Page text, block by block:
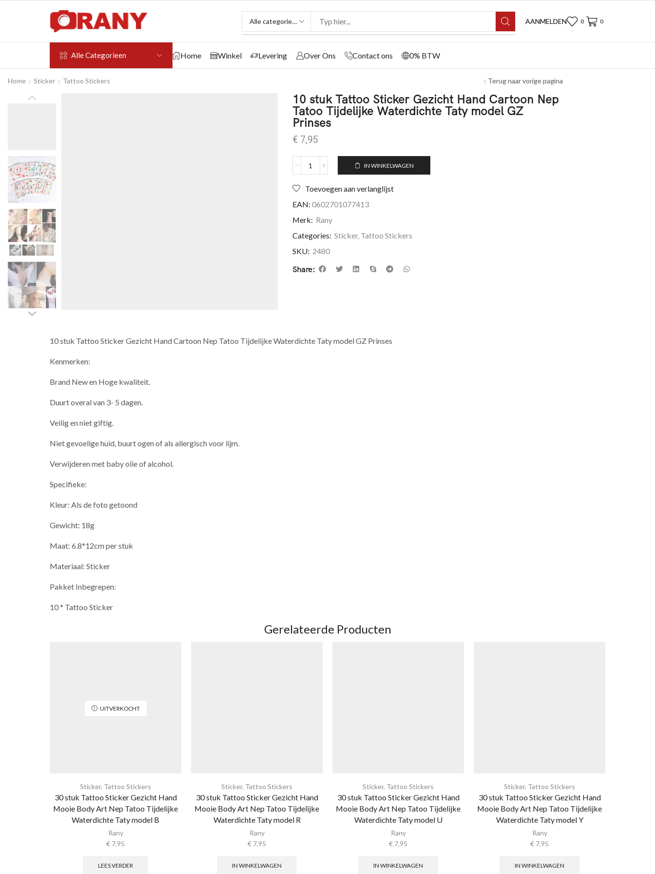
AANMELDEN 0 0
Alle Categorieen Home Winkel Levering Over Ons Contact ons 0% BTW
Home Sticker Tattoo Stickers Terug naar vorige pagina
10 stuk Tattoo Sticker Gezicht Hand Cartoon Nep
Tatoo Tijdelijke Waterdichte Taty model GZ
Prinses
€ 7,95
IN WINKELWAGEN
Toevoegen aan verlanglijst
EAN: 0602701077413
Merk: Rany
Categories: Sticker, Tattoo Stickers
SKU: 2480
Share:
10 stuk Tattoo Sticker Gezicht Hand Cartoon Nep Tatoo Tijdelijke Waterdichte Taty model GZ Prinses
Kenmerken:
Brand New en Hoge kwaliteit.
Duurt overal van 3- 5 dagen.
Veilig en niet giftig.
Niet gevoelige huid, buurt ogen of als allergisch voor lijm.
Verwijderen met baby olie of alcohol.
Specifieke:
Kleur: Als de foto getoond
Gewicht: 18g
Maat: 6.8*12cm per stuk
Materiaal: Sticker
Pakket Inbegrepen:
10 * Tattoo Sticker
Gerelateerde Producten
UITVERKOCHT
Sticker, Tattoo Stickers
30 stuk Tattoo Sticker Gezicht Hand
Mooie Body Art Nep Tatoo Tijdelijke
Waterdichte Taty model B
Rany
€ 7,95
LEES VERDER
Sticker, Tattoo Stickers
30 stuk Tattoo Sticker Gezicht Hand
Mooie Body Art Nep Tatoo Tijdelijke
Waterdichte Taty model R
Rany
€ 7,95
IN WINKELWAGEN
Sticker, Tattoo Stickers
30 stuk Tattoo Sticker Gezicht Hand
Mooie Body Art Nep Tatoo Tijdelijke
Waterdichte Taty model U
Rany
€ 7,95
IN WINKELWAGEN
Sticker, Tattoo Stickers
30 stuk Tattoo Sticker Gezicht Hand
Mooie Body Art Nep Tatoo Tijdelijke
Waterdichte Taty model Y
Rany
€ 7,95
IN WINKELWAGEN